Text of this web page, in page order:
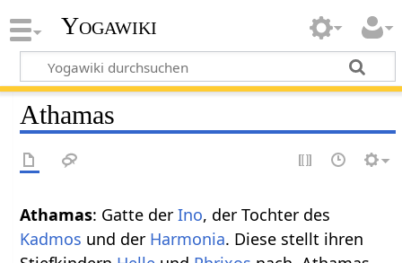
Yogawiki
Athamas
Athamas: Gatte derIno, der Tochter des
Kadmos und der Harmonia. Diese stellt ihren